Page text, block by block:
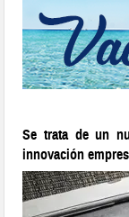
Se trata de un
innovación